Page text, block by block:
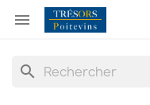

search